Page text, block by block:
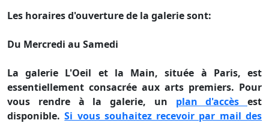
Les horaires d'ouverture de la galerie sont:
Du Mercredi au Samedi
La galerie L'Oeil et la Main, située à Paris, est
essentiellement consacrée aux arts premiers. Pour
vous rendre à la galerie, un plan d'accès est
disponible.Si vous souhaitez recevoir par mail des